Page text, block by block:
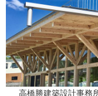
高橋勝建築設計事